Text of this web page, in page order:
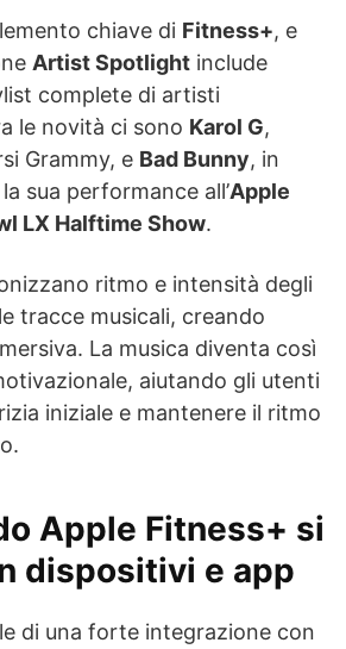
chiave di Fitness+, e
Artist Spotlight include
complete di artisti
le novità ci sono Karol G,
Grammy, e Bad Bunny, in
sua performance all’Apple
LX Halftime Show.
ritmo e intensità degli
tracce musicali, creando
La musica diventa così
aiutando gli utenti
iniziale e mantenere il ritmo
Apple Fitness+ si
dispositivi e app
di una forte integrazione con